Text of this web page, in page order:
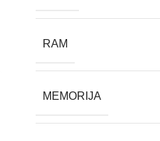
RAM
MEMORIJA